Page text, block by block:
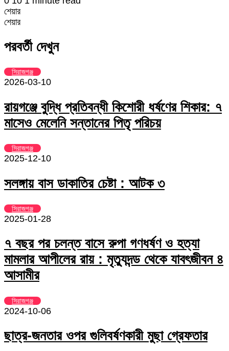
শেয়ার
Facebook
Twitter
LinkedIn
Skype
Messenger
Messenger
WhatsApp
Telegram
Share
Email
প্রিন্ট
শেয়ার
via
Email
পরবর্তী দেখুন
সিরাজগঞ্জ
2026-03-10
রায়গঞ্জে বুদ্ধি প্রতিবন্ধী কিশোরী ধর্ষণের শিকার: ৭
মাসেও মেলেনি সন্তানের পিতৃ পরিচয়
সিরাজগঞ্জ
2025-12-10
সলঙ্গায় বাস ডাকাতির চেষ্টা : আটক ৩
সিরাজগঞ্জ
2025-01-28
৭ বছর পর চলন্ত বাসে রুপা গণধর্ষণ ও হত্যা
মামলার আপীলের রায় : মৃত্যুদন্ড থেকে যাবৎজীবন ৪
আসামীর
সিরাজগঞ্জ
2024-10-06
ছাত্র-জনতার ওপর গুলিবর্ষণকারী মুছা গ্রেফতার